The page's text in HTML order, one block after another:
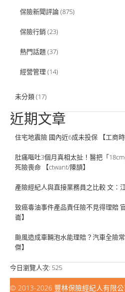
保險新聞評論(875)
保險行銷 (23)
熱門話題(37)
經營管理 (14)
未分類(17)
近期文章
住宅地震險 國內近6成未投保 【工商時
肚痛嘔吐3個月真相太扯！醫把「
死險喪命 【ctwant/陳頡】
產險經紀人與直接業務員之比較 文：
致癌毒油事件產品責任險不見得理賠
崙】
颱風造成車輛泡水能理賠？汽車全險
傑】
今日瀏覽人次: 525
© 2013-2026 豐林保險經紀人有限公